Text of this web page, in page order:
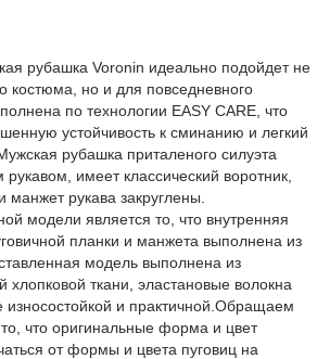
рубашка Voronin идеально подойдет не
костюма, но и для повседневного
по технологии EASY CARE, что
устойчивость к сминанию и легкий
рубашка приталеного силуэта
имеет классический воротник,
манжет рукава закруглены.
модели является то, что внутренняя
планки и манжета выполнена из
модель выполнена из
хлопковой ткани, эластановые волокна
и практичной.Обращаем
что оригинальные форма и цвет
от формы и цвета пуговиц на